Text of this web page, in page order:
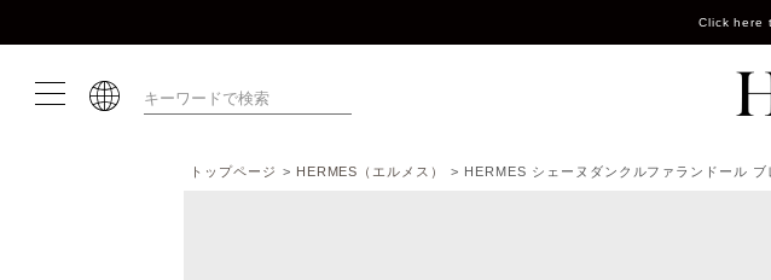
Click here
トップページ HERMES（エルメス） HERMES シェーヌダンクルファランドール ブ